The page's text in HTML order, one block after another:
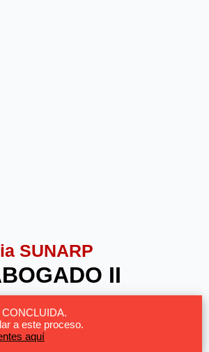
SUNARP
II
a este proceso.
aquí